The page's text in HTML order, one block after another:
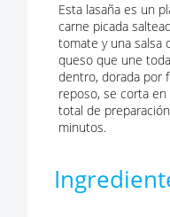
Esta lasaña es un
carne picada
tomate y una salsa
queso que une
dentro, dorada por
reposo, se corta
total de
minutos.